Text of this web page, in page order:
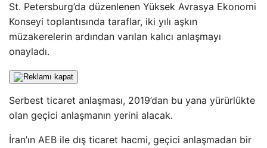
St. Petersburg’da düzenlenen Yüksek Avrasya Ekonomi
Konseyi toplantısında taraflar, iki yılı aşkın
müzakerelerin ardından varılan kalıcı anlaşmayı
onayladı.
Serbest ticaret anlaşması, 2019’dan bu yana yürürlükte
olan geçici anlaşmanın yerini alacak.
İran’ın AEB ile dış ticaret hacmi, geçici anlaşmadan bir